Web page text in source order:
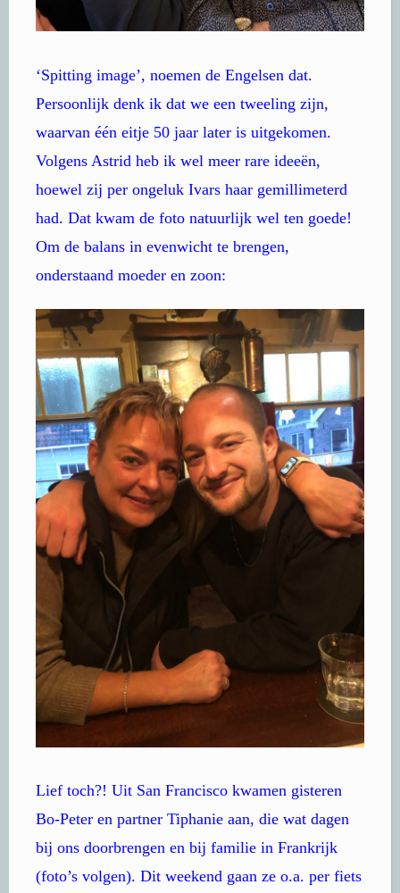
‘Spitting image’, noemen de Engelsen dat.
Persoonlijk denk ik dat we een tweeling zijn,
waarvan één eitje 50 jaar later is uitgekomen.
Volgens Astrid heb ik wel meer rare ideeën,
hoewel zij per ongeluk Ivars haar gemillimeterd
had. Dat kwam de foto natuurlijk wel ten goede!
Om de balans in evenwicht te brengen,
onderstaand moeder en zoon:
Lief toch?! Uit San Francisco kwamen gisteren
Bo-Peter en partner Tiphanie aan, die wat dagen
bij ons doorbrengen en bij familie in Frankrijk
(foto’s volgen). Dit weekend gaan ze o.a. per fiets